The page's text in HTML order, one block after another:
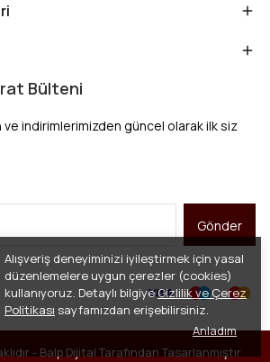
Alışveriş deneyiminizi iyileştirmek için yasal
düzenlemelere uygun çerezler (cookies)
kullanıyoruz. Detaylı bilgiyeGizlilik ve Çerez
Politikası sayfamızdan erişebilirsiniz.
Anladım
Bülteni
ve indirimlerimizden güncel olarak ilk siz
Gönder
- Balp Dijital Tarafından Tasarlanmıştır